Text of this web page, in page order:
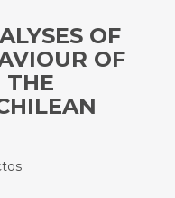
OF
OF
THE